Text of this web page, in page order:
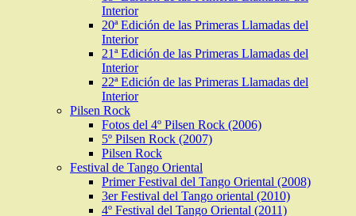
Interior
20ª Edición de las Primeras Llamadas del
Interior
21ª Edición de las Primeras Llamadas del
Interior
22ª Edición de las Primeras Llamadas del
Interior
Pilsen Rock
Fotos del 4º Pilsen Rock (2006)
5º Pilsen Rock (2007)
Pilsen Rock
Festival de Tango Oriental
Primer Festival del Tango Oriental (2008)
3er Festival del Tango oriental (2010)
4º Festival del Tango Oriental (2011)